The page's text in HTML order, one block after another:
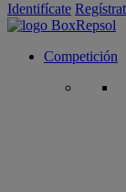
Identifícate
Competición